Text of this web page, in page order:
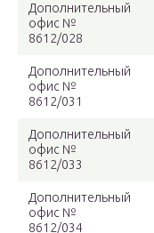
Дополнительный
офис №
8612/028
Дополнительный
офис №
8612/031
Дополнительный
офис №
8612/033
Дополнительный
офис №
8612/034